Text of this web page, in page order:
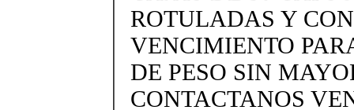
ROTULADAS Y
VENCIMIENTO
DE PESO SIN
CONTACTANOS